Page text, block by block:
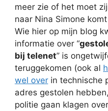
meer zie of het moet
naar Nina Simone
Wie hier op mijn blog
informatie over “
bij telenet” is
teruggekomen (ook al
wel over in technische
adres gestolen
politie gaan klagen